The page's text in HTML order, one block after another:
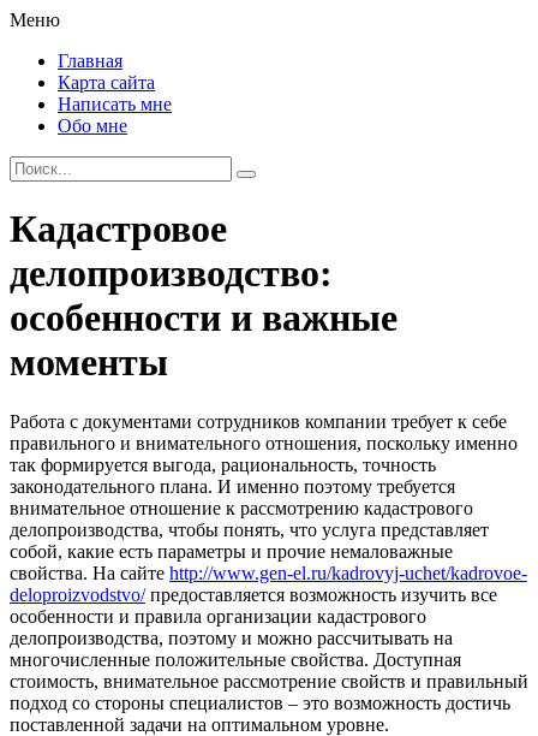
Меню
Главная
Карта сайта
Написать мне
Обо мне
Кадастровое
делопроизводство:
особенности и важные
моменты
Работа с документами сотрудников компании требует к себе
правильного и внимательного отношения, поскольку именно
так формируется выгода, рациональность, точность
законодательного плана. И именно поэтому требуется
внимательное отношение к рассмотрению кадастрового
делопроизводства, чтобы понять, что услуга представляет
собой, какие есть параметры и прочие немаловажные
свойства. На сайте http://www.gen-el.ru/kadrovyj-uchet/kadrovoe-
deloproizvodstvo/предоставляется возможность изучить все
особенности и правила организации кадастрового
делопроизводства, поэтому и можно рассчитывать на
многочисленные положительные свойства. Доступная
стоимость, внимательное рассмотрение свойств и правильный
подход со стороны специалистов – это возможность достичь
поставленной задачи на оптимальном уровне.